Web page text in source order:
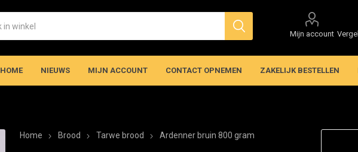
Mijn account
HOME NIEUWS MIJN ACCOUNT CONTACT OPNEMEN ZAKELIJK BESTELLEN
Home Brood Tarwe brood Ardenner bruin 800 gram